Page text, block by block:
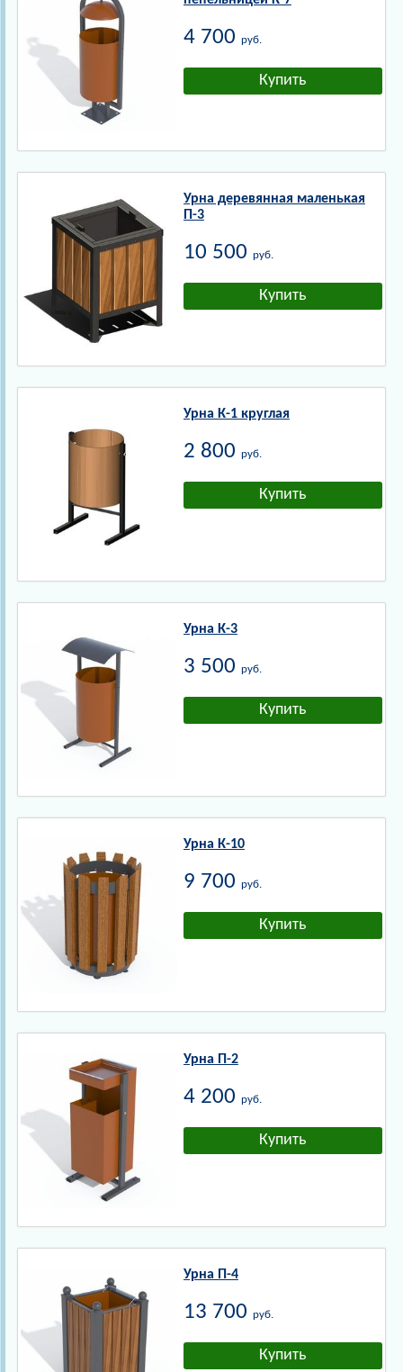
4 700 руб.
Урна деревянная маленькая
П-3
10 500 руб.
Урна К-1 круглая
2 800 руб.
Урна К-3
3 500 руб.
Урна К-10
9 700 руб.
Урна П-2
4 200 руб.
Урна П-4
13 700 руб.